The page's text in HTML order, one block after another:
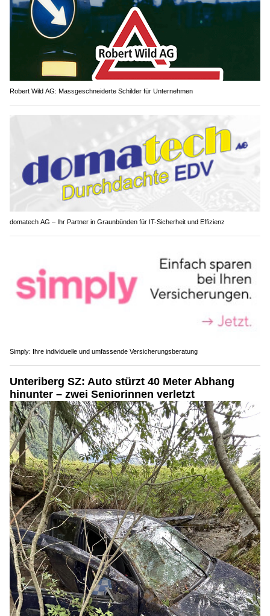
Robert Wild AG: Massgeschneiderte Schilder für Unternehmen
domatech AG – Ihr Partner in Graunbünden für IT-Sicherheit und Effizienz
Simply: Ihre individuelle und umfassende Versicherungsberatung
Unteriberg SZ: Auto stürzt 40 Meter Abhang
hinunter – zwei Seniorinnen verletzt